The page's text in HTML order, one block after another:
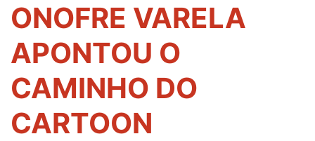
ONOFRE VARELA
APONTOU O
CAMINHO DO
CARTOON